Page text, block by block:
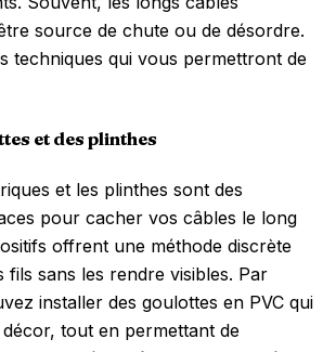
source de chute ou de désordre.
techniques qui vous permettront de
et des plinthes
et les plinthes sont des
pour cacher vos câbles le long
offrent une méthode discrète
sans les rendre visibles. Par
installer des goulottes en PVC qui
tout en permettant de